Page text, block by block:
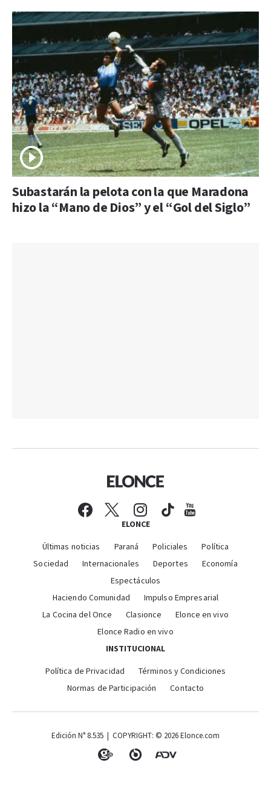
Subastarán la pelota con la que Maradona
hizo la “Mano de Dios” y el “Gol del Siglo”
ELONCE
Últimas noticias Paraná Policiales
Política
Sociedad
Internacionales Deportes
Economía
Espectáculos
Haciendo Comunidad
Impulso Empresarial
La Cocina del Once
Clasionce
Elonce en vivo
Elonce Radio en vivo
INSTITUCIONAL
Política de Privacidad
Términos y Condiciones
Normas de Participación
Contacto
Edición N° 8.535 | COPYRIGHT: © 2026 Elonce.com